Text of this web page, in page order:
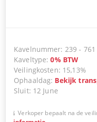
Kavelnummer: 239 - 761
Kaveltype:0% BTW
Veilingkosten: 15,13%
Ophaaldag: Bekijk
Sluit: 12 June
Verkoper bepaalt na de